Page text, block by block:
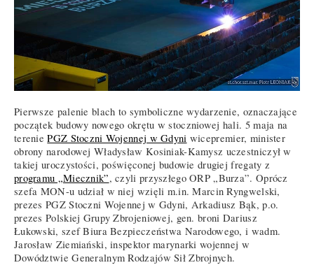
Pierwsze palenie blach to symboliczne wydarzenie, oznaczające
początek budowy nowego okrętu w stoczniowej hali. 5 maja na
tereniePGZ Stoczni Wojennej w Gdyni wicepremier, minister
obrony narodowej Władysław Kosiniak-Kamysz uczestniczył w
takiej uroczystości, poświęconej budowie drugiej fregaty z
programu „Miecznik”, czyli przyszłego ORP „Burza”. Oprócz
szefa MON-u udział w niej wzięli m.in. Marcin Ryngwelski,
prezes PGZ Stoczni Wojennej w Gdyni, Arkadiusz Bąk, p.o.
prezes Polskiej Grupy Zbrojeniowej, gen. broni Dariusz
Łukowski, szef Biura Bezpieczeństwa Narodowego, i wadm.
Jarosław Ziemiański, inspektor marynarki wojennej w
Dowództwie Generalnym Rodzajów Sił Zbrojnych.